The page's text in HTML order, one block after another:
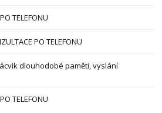
TELEFONU
PO TELEFONU
dlouhodobé paměti, vyslání
TELEFONU